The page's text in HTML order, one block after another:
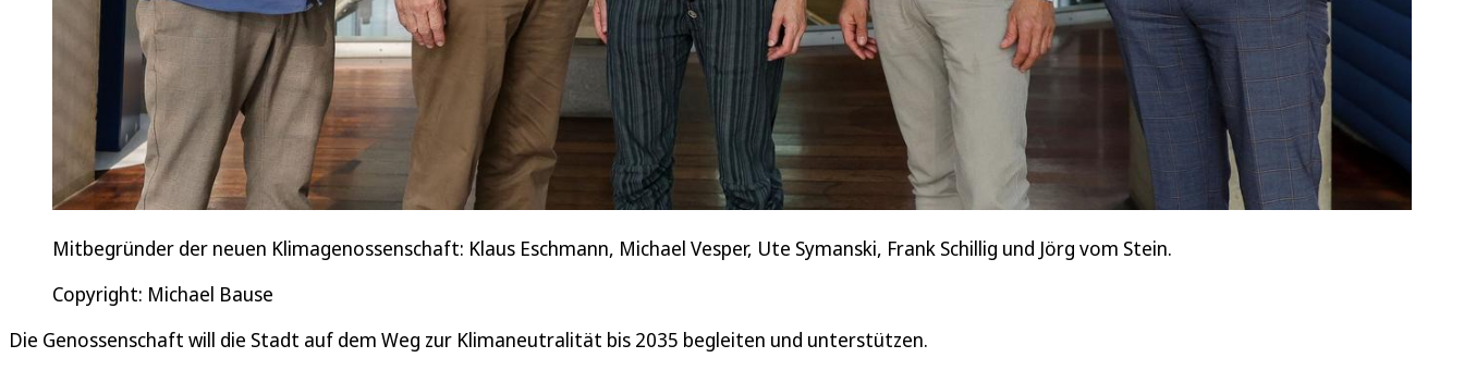
Mitbegründer der neuen Klimagenossenschaft: Klaus Eschmann, Michael Vesper, Ute Symanski, Frank Schillig und Jörg vom Stein.
Copyright: Michael Bause
Die Genossenschaft will die Stadt auf dem Weg zur Klimaneutralität bis 2035 begleiten und unterstützen.